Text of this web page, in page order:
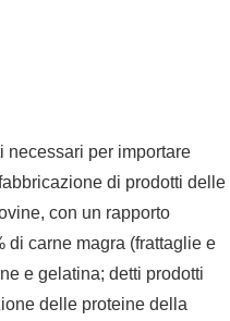
necessari per importare
di prodotti delle
con un rapporto
di carne magra (frattaglie e
e gelatina; detti prodotti
delle proteine della